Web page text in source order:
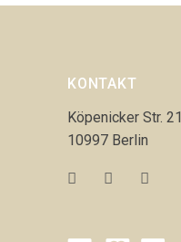
KONTAKT
Köpenicker Str. 21
10997 Berlin